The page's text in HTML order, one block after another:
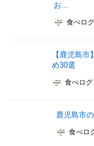
お...
食べロ
【鹿児島
め30選
食べロ
鹿児島市
食べロ